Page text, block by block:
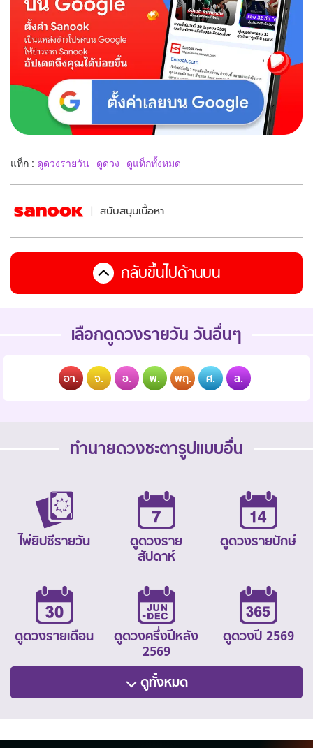
แท็ก : ดูดวงรายวัน ดูดวง ดูแท็กทั้งหมด
สนับสนุนเนื้อหา
กลับขึ้นไปด้านบน
เลือกดูดวงรายวัน วันอื่นๆ
อา. จ. อ. พ. พฤ. ศ. ส.
ทำนายดวงชะตารูปแบบอื่น
ไพ่ยิปซีรายวัน
ดูดวงราย
สัปดาห์
ดูดวงรายปักษ์
ดูดวงรายเดือน
ดูดวงครึ่งปีหลัง
2569
ดูดวงปี 2569
ดูทั้งหมด